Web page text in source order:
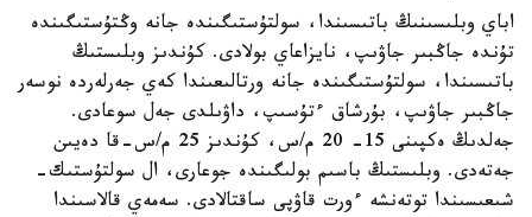
اباي وبلىسىنىڭ باتىسىندا، سولتۇستىگىندە جانە وڭتۇستىگىندە
تۇندە جاڭبىر جاۋىپ، نايزاعاي بولادى. كۇندىز وبلىستىڭ
باتىسىندا، سولتۇستىگىندە جانە ورتالىعىندا كەي جەرلەردە نوسەر
جاڭبىر جاۋىپ، بۇرشاق ءتۇسىپ، داۋىلدى جەل سوعادى.
جەلدىڭ ەكپىنى 15- 20 م/س، كۇندىز 25 م/س-قا دەيىن
جەتەدى. وبلىستىڭ باسىم بولىگىندە جوعارى، ال سولتۇستىك-
شىعىسىندا توتەنشە ءورت قاۋپى ساقتالادى. سەمەي قالاسىندا